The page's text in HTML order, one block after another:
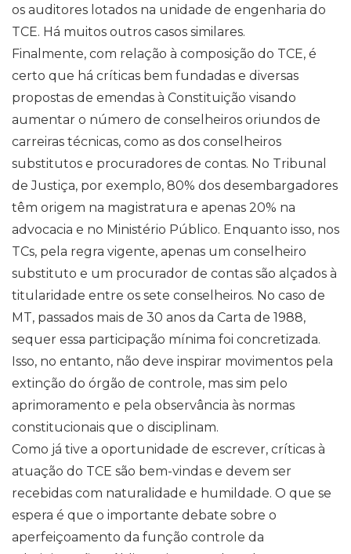
os auditores lotados na unidade de engenharia do
TCE. Há muitos outros casos similares.
Finalmente, com relação à composição do TCE, é
certo que há críticas bem fundadas e diversas
propostas de emendas à Constituição visando
aumentar o número de conselheiros oriundos de
carreiras técnicas, como as dos conselheiros
substitutos e procuradores de contas. No Tribunal
de Justiça, por exemplo, 80% dos desembargadores
têm origem na magistratura e apenas 20% na
advocacia e no Ministério Público. Enquanto isso, nos
TCs, pela regra vigente, apenas um conselheiro
substituto e um procurador de contas são alçados à
titularidade entre os sete conselheiros. No caso de
MT, passados mais de 30 anos da Carta de 1988,
sequer essa participação mínima foi concretizada.
Isso, no entanto, não deve inspirar movimentos pela
extinção do órgão de controle, mas sim pelo
aprimoramento e pela observância às normas
constitucionais que o disciplinam.
Como já tive a oportunidade de escrever, críticas à
atuação do TCE são bem-vindas e devem ser
recebidas com naturalidade e humildade. O que se
espera é que o importante debate sobre o
aperfeiçoamento da função controle da